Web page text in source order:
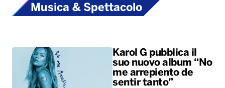
Musica & Spettacolo
Karol G pubblica il
suo nuovo album “No
me arrepiento de
sentir tanto”